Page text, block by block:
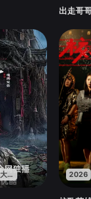
出走哥
中国大陆 2026